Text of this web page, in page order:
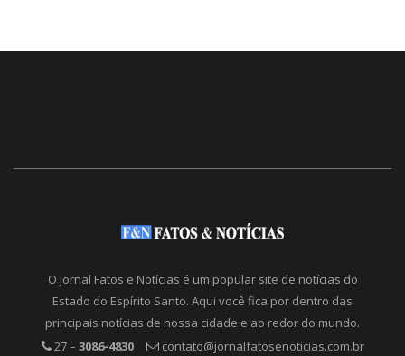
O Jornal Fatos e Notícias é um popular site de notícias do
Estado do Espírito Santo. Aqui você fica por dentro das
principais notícias de nossa cidade e ao redor do mundo.
27 – 3086-4830 contato@jornalfatosenoticias.com.br